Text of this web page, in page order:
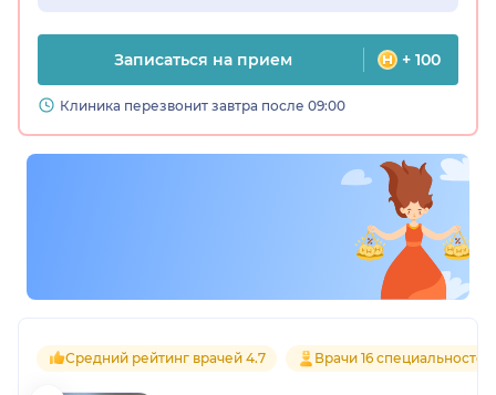
Записаться на прием + 100
Клиника перезвонит завтра после 09:00
Средний рейтинг врачей 4.7 Врачи 16 специальностей